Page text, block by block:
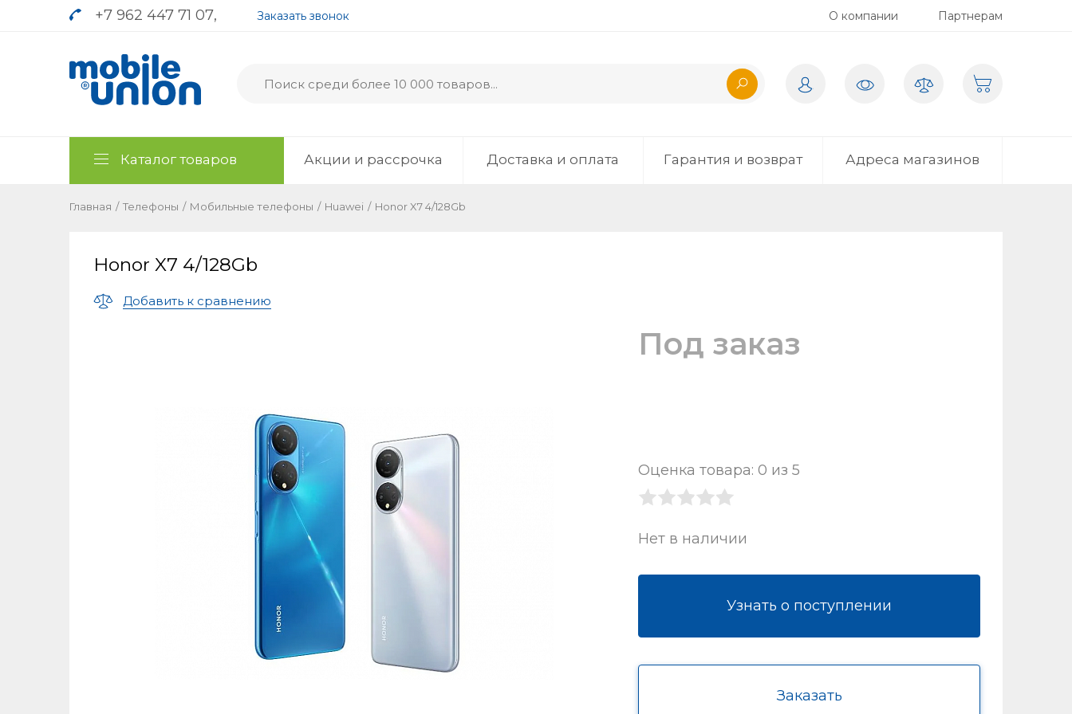
+7 962 447 71 07, Заказать звонок О компании Партнерам
Каталог товаров Акции и рассрочка Доставка и оплата Гарантия и возврат Адреса магазинов
Главная / Телефоны / Мобильные телефоны / Huawei / Honor X7 4/128Gb
Honor X7 4/128Gb
Добавить к сравнению
Под заказ
Оценка товара: 0 из 5
Нет в наличии
Узнать о поступлении
Заказать